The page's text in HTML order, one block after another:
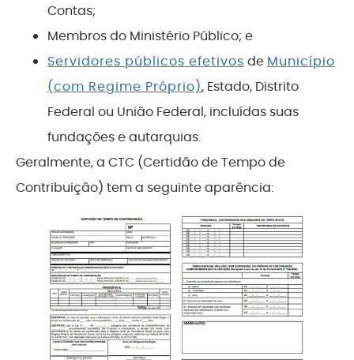
Contas;
Membros do Ministério Público; e
Servidores públicos efetivos de Município
(com Regime Próprio), Estado, Distrito
Federal ou União Federal, incluídas suas
fundações e autarquias.
Geralmente, a CTC (Certidão de Tempo de
Contribuição) tem a seguinte aparência: